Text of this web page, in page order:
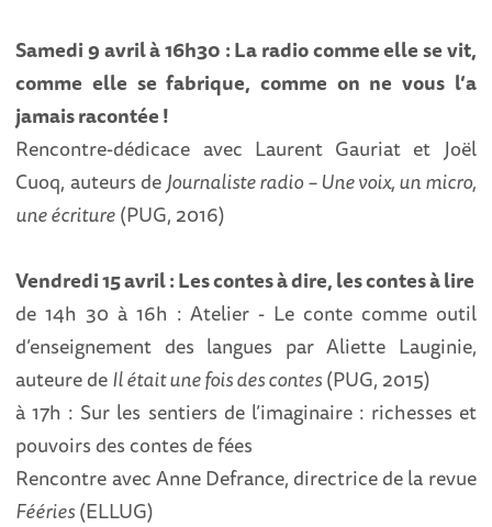
Samedi 9 avril à 16h30 : La radio comme elle se vit,
comme elle se fabrique, comme on ne vous l’a
jamais racontée !
Rencontre-dédicace avec Laurent Gauriat et Joël
Cuoq, auteurs deJournaliste radio – Une voix, un micro,
une écriture(PUG, 2016)
Vendredi 15 avril : Les contes à dire, les contes à lire
de 14h 30 à 16h : Atelier - Le conte comme outil
d’enseignement des langues par Aliette Lauginie,
auteure deIl était une fois des contes(PUG, 2015)
à 17h : Sur les sentiers de l’imaginaire : richesses et
pouvoirs des contes de fées
Rencontre avec Anne Defrance, directrice de la revue
Fééries(ELLUG)